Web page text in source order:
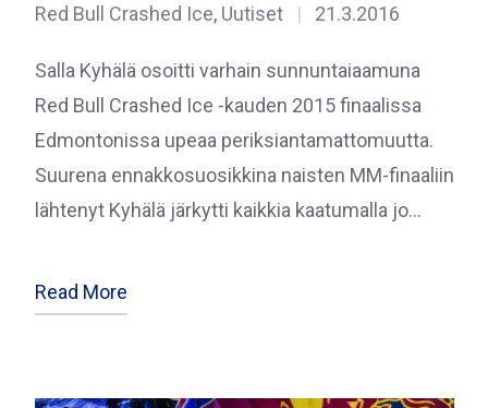
Red Bull Crashed Ice, Uutiset | 21.3.2016
Salla Kyhälä osoitti varhain sunnuntaiaamuna
Red Bull Crashed Ice -kauden 2015 finaalissa
Edmontonissa upeaa periksiantamattomuutta.
Suurena ennakkosuosikkina naisten MM-finaaliin
lähtenyt Kyhälä järkytti kaikkia kaatumalla jo…
Read More